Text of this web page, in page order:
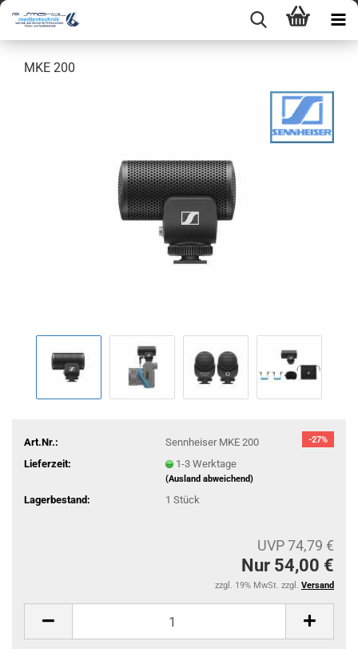
MKE 200
-27%
Art.Nr.:
Sennheiser MKE 200
Lieferzeit:
1-3 Werktage
(Ausland abweichend)
Lagerbestand: 1 Stück
UVP 74,79 €
Nur 54,00 €
zzgl. 19% MwSt. zzgl. Versand